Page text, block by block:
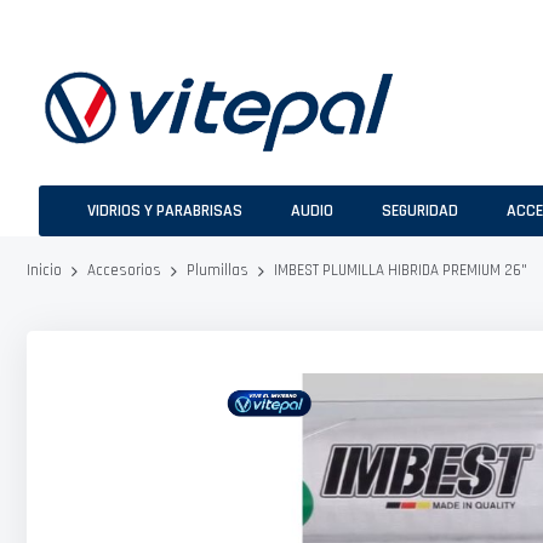
VIDRIOS Y PARABRISAS AUDIO SEGURIDAD
Inicio Accesorios Plumillas IMBEST PLUMILLA HIBRIDA PREMIUM 26"